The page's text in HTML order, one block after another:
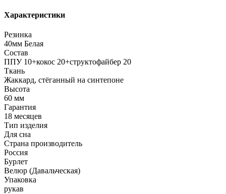
Характеристики
Резинка
40мм Белая
Состав
ППУ 10+кокос 20+структофайбер 20
Ткань
Жаккард, стёганный на синтепоне
Высота
60 мм
Гарантия
18 месяцев
Тип изделия
Для сна
Страна производитель
Россия
Бурлет
Велюр (Давальческая)
Упаковка
рукав